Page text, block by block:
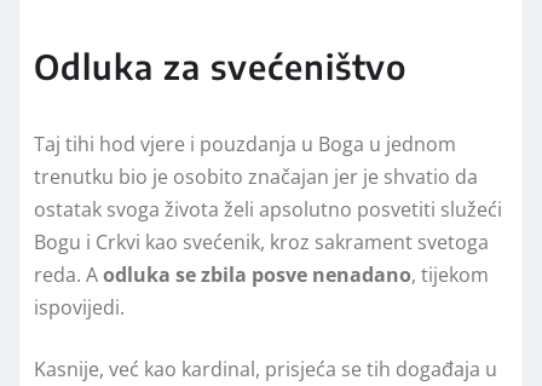
Odluka za svećeništvo
Taj tihi hod vjere i pouzdanja u Boga u jednom
trenutku bio je osobito značajan jer je shvatio da
ostatak svoga života želi apsolutno posvetiti služeći
Bogu i Crkvi kao svećenik, kroz sakrament svetoga
reda. Aodluka se zbila posve nenadano, tijekom
ispovijedi.
Kasnije, već kao kardinal, prisjeća se tih događaja u